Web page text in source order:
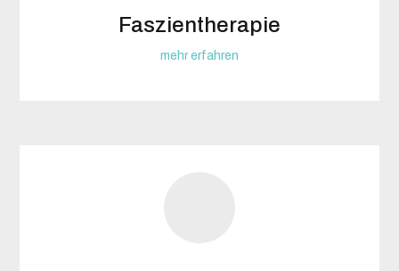
Faszientherapie
mehr erfahren